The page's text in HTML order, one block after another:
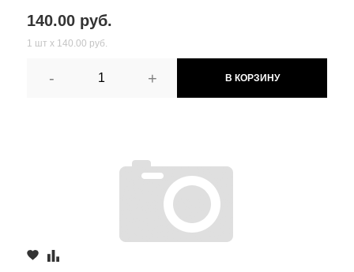
140.00 руб.
1 шт х 140.00 руб.
- + В КОРЗИНУ